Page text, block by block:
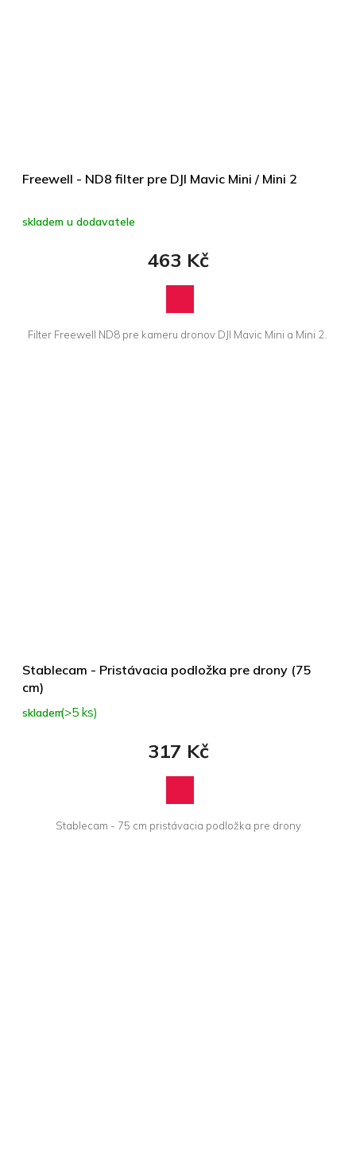
Freewell - ND8 filter pre DJI Mavic Mini / Mini 2
skladem u dodavatele
463 Kč
Filter Freewell ND8 pre kameru dronov DJI Mavic Mini a Mini 2.
Stablecam - Pristávacia podložka pre drony (75
cm)
skladem(>5 ks)
317 Kč
Stablecam - 75 cm pristávacia podložka pre drony